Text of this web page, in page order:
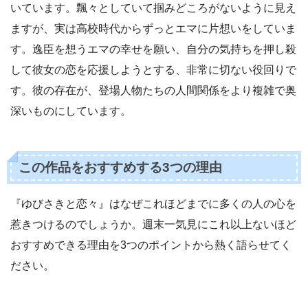
いています。飄々としていて掴みどころがないように見え
ますが、実は高校時代からずっとエマに片想いをしていま
す。逸臣を想うエマの幸せを願い、自分の気持ちを押し殺
して彼女の恋を応援しようとする、非常に切ない役回りで
す。彼の存在が、登場人物たちの人間関係をより複雑で奥
深いものにしています。
この作品をおすすめする3つの理由
『ゆびさきと恋々』はなぜこれほどまでに多くの人の心を
惹きつけるのでしょうか。週末一気見にこれ以上ないほど
おすすめできる理由を3つのポイントから熱く語らせてく
ださい。